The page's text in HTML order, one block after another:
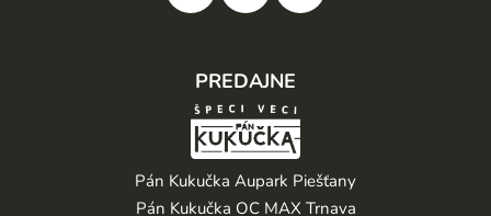
PREDAJNE
Pán Kukučka Aupark Piešťany
Pán Kukučka OC MAX Trnava